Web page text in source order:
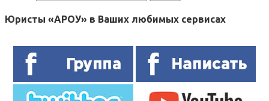
Юристы «АРОУ» в Ваших любимых сервисах